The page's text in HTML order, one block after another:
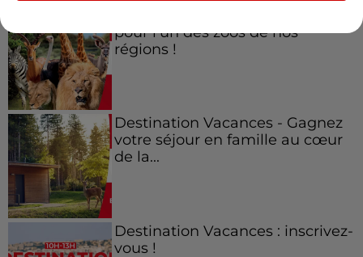
pour l'un des zoos de nos
régions !
Destination Vacances - Gagnez
votre séjour en famille au cœur
de la...
Destination Vacances : inscrivez-
vous !